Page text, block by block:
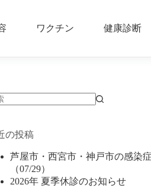
ワクチン 健康診断
の投稿
芦屋市・西宮市・神戸市の感染
（07/29）
2026年 夏季休診のお知らせ